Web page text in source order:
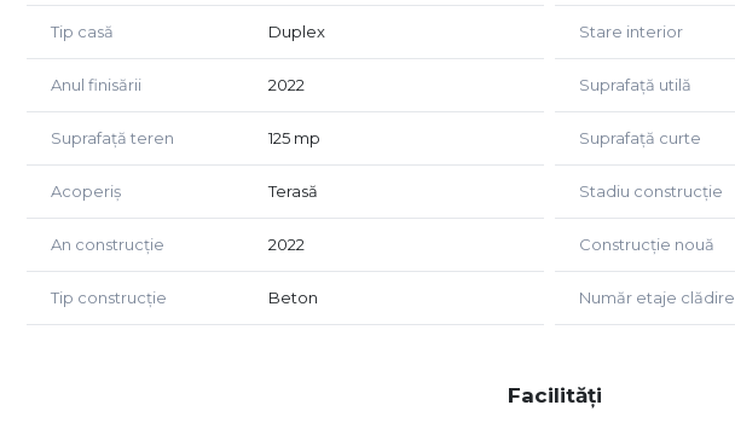
Tip casă Duplex Stare interior
Anul finisării 2022 Suprafață utilă
Suprafață teren 125 mp Suprafață curte
Acoperiș Terasă Stadiu construcție
An construcție 2022 Construcție nouă
Tip construcție Beton Număr etaje clădire
Facilități